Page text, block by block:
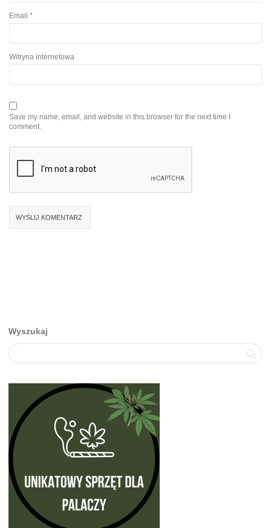
Email *
Witryna internetowa
Save my name, email, and website in this browser for the next time I
comment.
Wyszukaj